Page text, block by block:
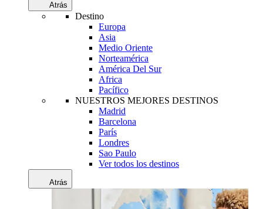
Atrás
Destino
Europa
Asia
Medio Oriente
Norteamérica
América Del Sur
Africa
Pacífico
NUESTROS MEJORES DESTINOS
Madrid
Barcelona
París
Londres
Sao Paulo
Ver todos los destinos
Atrás